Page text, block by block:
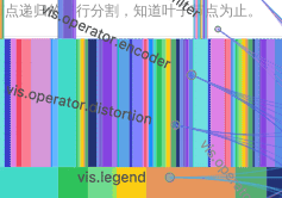
递归的进行分割，知道叶子节点为止。
运行